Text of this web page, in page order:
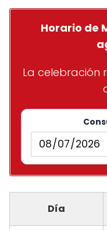
Horario de
La celebración
Día